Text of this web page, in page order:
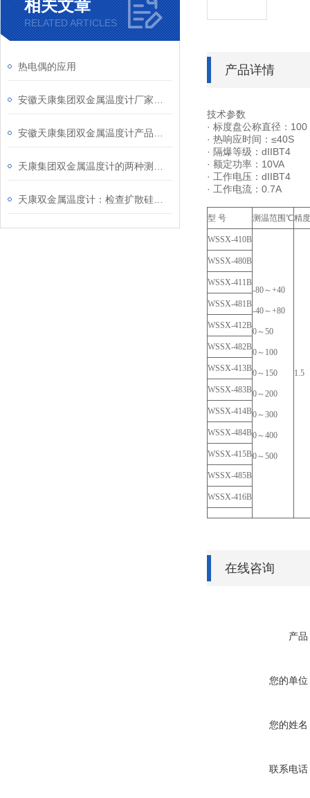
相关文章
RELATED ARTICLES
热电偶的应用 产品详情
技术参数
· 标度盘公称直径：100
· 热响应时间：≤40S
· 隔爆等级：dIIBT4
· 额定功率：10VA
· 工作电压：dIIBT4
· 工作电流：0.7A
型 号 测温范围℃精
WSSX-410B
-80～+40
-40～+80
0～50
0～100
0～150
0～200
0～300
0～400
0～500
1.5
WSSX-480B
WSSX-411B
WSSX-481B
WSSX-412B
WSSX-482B
WSSX-413B
WSSX-483B
WSSX-414B
WSSX-484B
WSSX-415B
WSSX-485B
WSSX-416B
在线咨询
产品
您的单位
您的姓名
联系电话